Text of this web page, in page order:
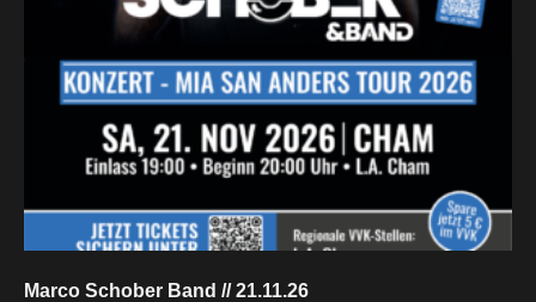
Marco Schober Band // 21.11.26